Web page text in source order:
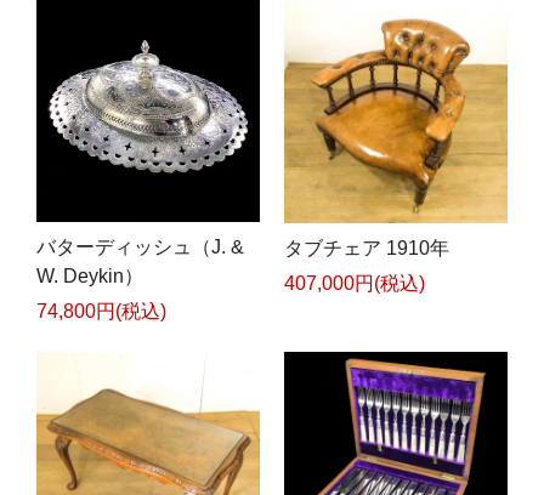
バターディッシュ（J. &
W. Deykin）
74,800円(税込)
タブチェア 1910年
407,000円(税込)